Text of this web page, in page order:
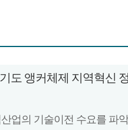
도 앵커체제 지역혁신
업의 기술이전 수요를 파